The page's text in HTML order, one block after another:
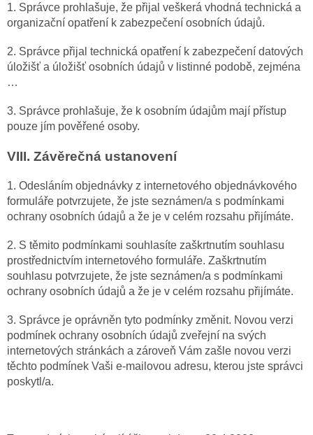
1. Správce prohlašuje, že přijal veškerá vhodná technická a
organizační opatření k zabezpečení osobních údajů.
2. Správce přijal technická opatření k zabezpečení datových
úložišť a úložišť osobních údajů v listinné podobě, zejména
…
3. Správce prohlašuje, že k osobním údajům mají přístup
pouze jím pověřené osoby.
VIII. Závěrečná ustanovení
1. Odesláním objednávky z internetového objednávkového
formuláře potvrzujete, že jste seznámen/a s podmínkami
ochrany osobních údajů a že je v celém rozsahu přijímáte.
2. S těmito podmínkami souhlasíte zaškrtnutím souhlasu
prostřednictvím internetového formuláře. Zaškrtnutím
souhlasu potvrzujete, že jste seznámen/a s podmínkami
ochrany osobních údajů a že je v celém rozsahu přijímáte.
3. Správce je oprávněn tyto podmínky změnit. Novou verzi
podmínek ochrany osobních údajů zveřejní na svých
internetových stránkách a zároveň Vám zašle novou verzi
těchto podmínek Vaši e-mailovou adresu, kterou jste správci
poskytl/a.